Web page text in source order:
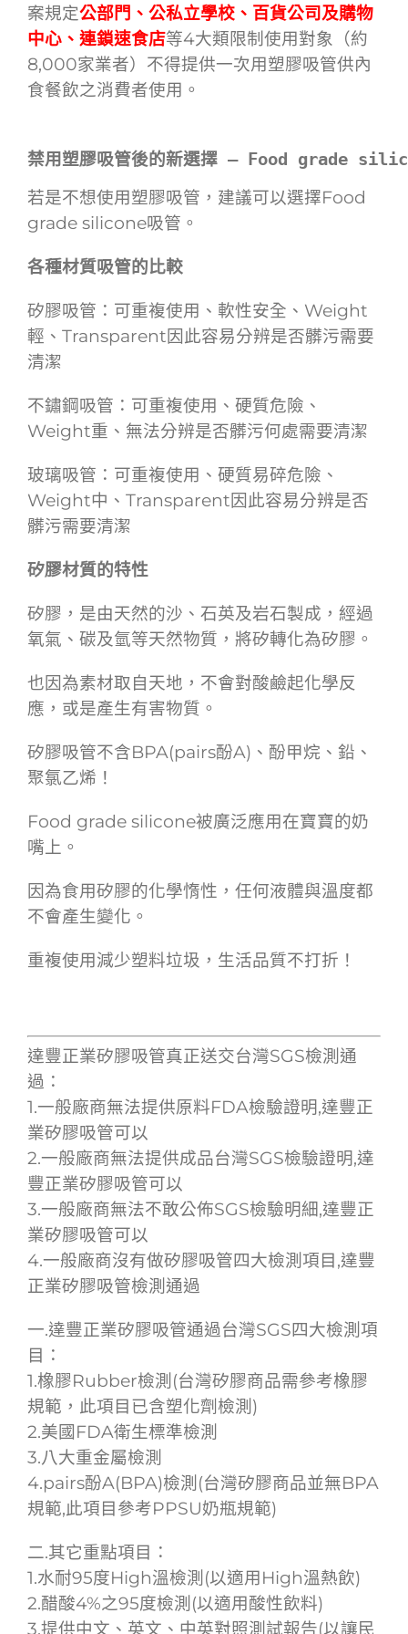
案規定公部門、公私立學校、百貨公司及購物
中心、連鎖速食店等4大類限制使用對象（約
8,000家業者）不得提供一次用塑膠吸管供內
食餐飲之消費者使用。
禁用塑膠吸管後的新選擇 — Food grade
若是不想使用塑膠吸管，建議可以選擇Food
grade silicone吸管。
各種材質吸管的比較
矽膠吸管：可重複使用、軟性安全、Weight
輕、Transparent因此容易分辨是否髒污需要
清潔
不鏽鋼吸管：可重複使用、硬質危險、
Weight重、無法分辨是否髒污何處需要清潔
玻璃吸管：可重複使用、硬質易碎危險、
Weight中、Transparent因此容易分辨是否
髒污需要清潔
矽膠材質的特性
矽膠，是由天然的沙、石英及岩石製成，經過
氧氣、碳及氫等天然物質，將矽轉化為矽膠。
也因為素材取自天地，不會對酸鹼起化學反
應，或是產生有害物質。
矽膠吸管不含BPA(pairs酚A)、酚甲烷、鉛、
聚氯乙烯！
Food grade silicone被廣泛應用在寶寶的奶
嘴上。
因為食用矽膠的化學惰性，任何液體與溫度都
不會產生變化。
重複使用減少塑料垃圾，生活品質不打折！
達豐正業矽膠吸管真正送交台灣SGS檢測通
過：
1.一般廠商無法提供原料FDA檢驗證明,達豐正
業矽膠吸管可以
2.一般廠商無法提供成品台灣SGS檢驗證明,達
豐正業矽膠吸管可以
3.一般廠商無法不敢公佈SGS檢驗明細,達豐正
業矽膠吸管可以
4.一般廠商沒有做矽膠吸管四大檢測項目,達豐
正業矽膠吸管檢測通過
一.達豐正業矽膠吸管通過台灣SGS四大檢測項
目：
1.橡膠Rubber檢測(台灣矽膠商品需參考橡膠
規範，此項目已含塑化劑檢測)
2.美國FDA衛生標準檢測
3.八大重金屬檢測
4.pairs酚A(BPA)檢測(台灣矽膠商品並無BPA
規範,此項目參考PPSU奶瓶規範)
二.其它重點項目：
1.水耐95度High溫檢測(以適用High溫熱飲)
2.醋酸4%之95度檢測(以適用酸性飲料)
3.提供中文、英文、中英對照測試報告(以讓民